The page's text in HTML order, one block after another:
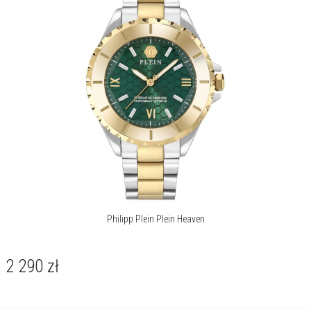
Philipp Plein Plein Heaven
2 290 zł